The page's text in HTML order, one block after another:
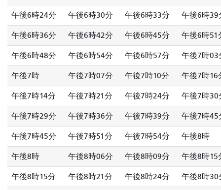
午後6時24分 午後6時30分 午後6時33分 午後6時39
午後6時36分 午後6時42分 午後6時45分 午後6時51
午後6時48分 午後6時54分 午後6時57分 午後7時03
午後7時 午後7時07分 午後7時10分 午後7時16
午後7時14分 午後7時21分 午後7時24分 午後7時30
午後7時29分 午後7時36分 午後7時39分 午後7時45
午後7時45分 午後7時51分 午後7時54分 午後8時
午後8時 午後8時06分 午後8時09分 午後8時15
午後8時15分 午後8時21分 午後8時24分 午後8時30